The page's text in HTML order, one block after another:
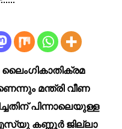
മന്ത്രി വീണ
പിന്നാലെയുള്ള
കണ്ണൂർ ജില്ലാ